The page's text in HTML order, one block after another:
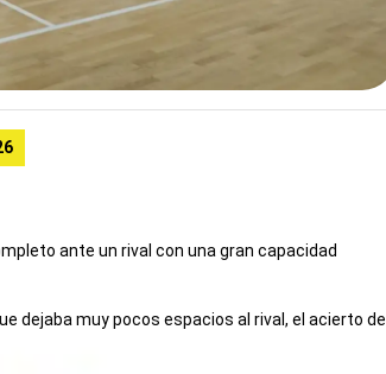
ante un rival con una gran capacidad
dejaba muy pocos espacios al rival, el acierto de